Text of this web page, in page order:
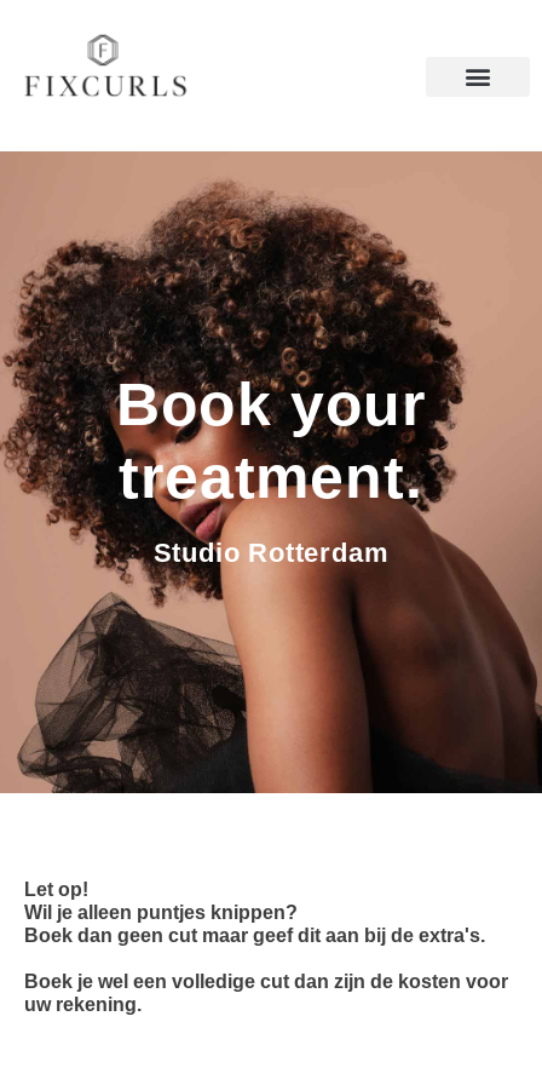
Book your
treatment.
Studio Rotterdam
Let op!
Wil je alleen puntjes knippen?
Boek dan geen cut maar geef dit aan bij de extra's.
Boek je wel een volledige cut dan zijn de kosten voor
uw rekening.